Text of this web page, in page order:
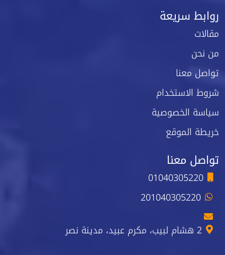
روابط سريعة
مقالات
من نحن
تواصل معنا
شروط الاستخدام
سياسة الخصوصية
خريطة الموقع
تواصل معنا
01040305220
201040305220
2 هشام لبيب، مكرم عبيد، مدينة نصر